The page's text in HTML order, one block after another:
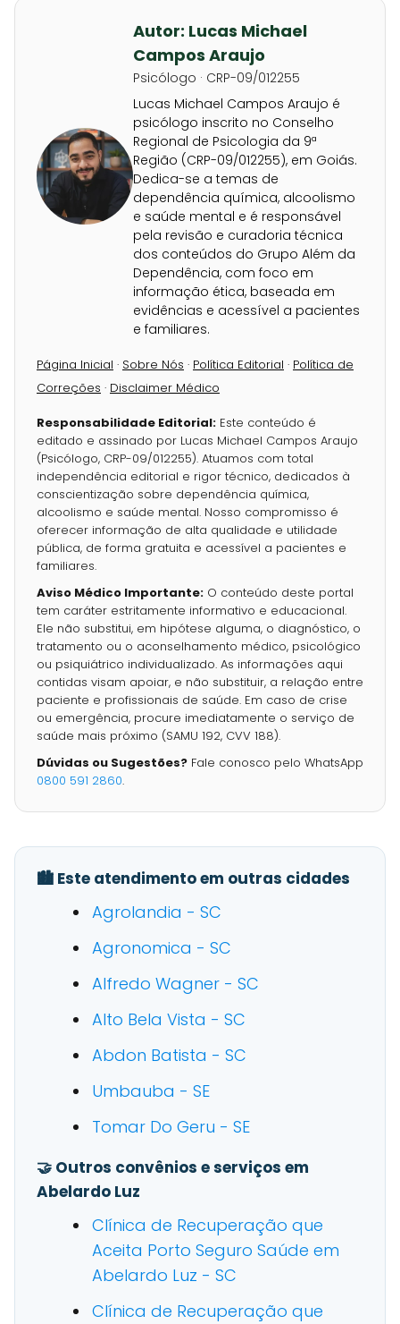
Autor: Lucas Michael
Campos Araujo
Psicólogo · CRP-09/012255
Lucas Michael Campos Araujo é
psicólogo inscrito no Conselho
Regional de Psicologia da 9ª
Região (CRP-09/012255), em Goiás.
Dedica-se a temas de
dependência química, alcoolismo
e saúde mental e é responsável
pela revisão e curadoria técnica
dos conteúdos do Grupo Além da
Dependência, com foco em
informação ética, baseada em
evidências e acessível a pacientes
e familiares.
Página Inicial · Sobre Nós · Política Editorial · Política de
Correções · Disclaimer Médico
Responsabilidade Editorial: Este conteúdo é
editado e assinado por Lucas Michael Campos Araujo
(Psicólogo, CRP-09/012255). Atuamos com total
independência editorial e rigor técnico, dedicados à
conscientização sobre dependência química,
alcoolismo e saúde mental. Nosso compromisso é
oferecer informação de alta qualidade e utilidade
pública, de forma gratuita e acessível a pacientes e
familiares.
Aviso Médico Importante: O conteúdo deste portal
tem caráter estritamente informativo e educacional.
Ele não substitui, em hipótese alguma, o diagnóstico, o
tratamento ou o aconselhamento médico, psicológico
ou psiquiátrico individualizado. As informações aqui
contidas visam apoiar, e não substituir, a relação entre
paciente e profissionais de saúde. Em caso de crise
ou emergência, procure imediatamente o serviço de
saúde mais próximo (SAMU 192, CVV 188).
Dúvidas ou Sugestões? Fale conosco pelo WhatsApp
0800 591 2860.
🏙️ Este atendimento em outras cidades
Agrolandia - SC
Agronomica - SC
Alfredo Wagner - SC
Alto Bela Vista - SC
Abdon Batista - SC
Umbauba - SE
Tomar Do Geru - SE
🤝 Outros convênios e serviços em
Abelardo Luz
Clínica de Recuperação que
Aceita Porto Seguro Saúde em
Abelardo Luz - SC
Clínica de Recuperação que